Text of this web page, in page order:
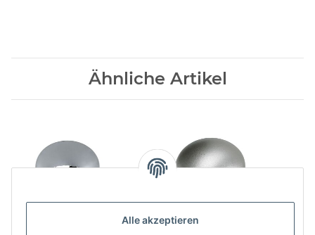
Alle akzeptieren
Ähnliche Artikel